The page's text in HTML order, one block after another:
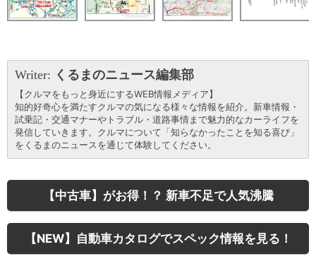
Writer: くるまのニュース編集部
【クルマをもっと身近にするWEB情報メディア】
知的好奇心を満たすクルマの気になる様々な情報を紹介。新車情報・
試乗記・交通マナーやトラブル・道路事情まで魅力的なカーライフを
発信していきます。クルマについて「知らなかったことを知る喜び」
をくるまのニュースを通じて体験してください。
【中古車】がお得！？ 新車不足で人気沸騰
【NEW】自動車カタログでスペック情報を見る！